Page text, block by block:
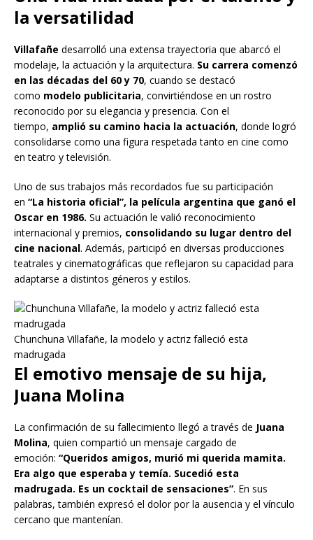
la versatilidad
Villafañe desarrolló una extensa trayectoria que abarcó el
modelaje, la actuación y la arquitectura. Su carrera comenzó
en las décadas del 60 y 70, cuando se destacó
como modelo publicitaria, convirtiéndose en un rostro
reconocido por su elegancia y presencia. Con el
tiempo, amplió su camino hacia la actuación, donde logró
consolidarse como una figura respetada tanto en cine como
en teatro y televisión.
Uno de sus trabajos más recordados fue su participación
en “La historia oficial”, la película argentina que ganó el
Oscar en 1986. Su actuación le valió reconocimiento
internacional y premios, consolidando su lugar dentro del
cine nacional. Además, participó en diversas producciones
teatrales y cinematográficas que reflejaron su capacidad para
adaptarse a distintos géneros y estilos.
Chunchuna Villafañe, la modelo y actriz falleció esta
madrugada
El emotivo mensaje de su hija,
Juana Molina
La confirmación de su fallecimiento llegó a través de Juana
Molina, quien compartió un mensaje cargado de
emoción: “Queridos amigos, murió mi querida mamita.
Era algo que esperaba y temía. Sucedió esta
madrugada. Es un cocktail de sensaciones”. En sus
palabras, también expresó el dolor por la ausencia y el vínculo
cercano que mantenían.